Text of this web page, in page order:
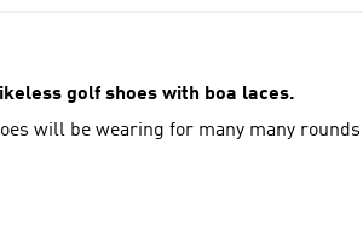
golf shoes with boa laces.
will be wearing for many many rounds